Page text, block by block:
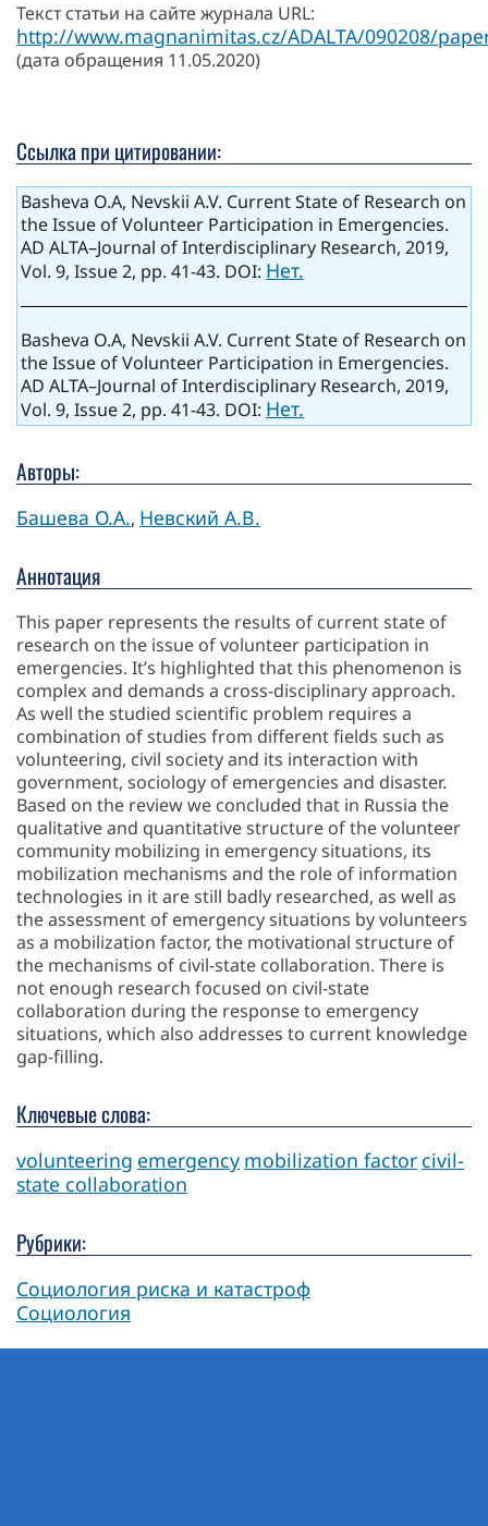
Текст статьи на сайте журнала URL:
http://www.magnanimitas.cz/ADALTA/090208/
(дата обращения 11.05.2020)
Ссылка при цитировании:
Basheva O.A, Nevskii A.V. Current State of Research on
the Issue of Volunteer Participation in Emergencies.
AD ALTA–Journal of Interdisciplinary Research, 2019,
Vol. 9, Issue 2, pp. 41-43. DOI: Нет.
Basheva O.A, Nevskii A.V. Current State of Research on
the Issue of Volunteer Participation in Emergencies.
AD ALTA–Journal of Interdisciplinary Research, 2019,
Vol. 9, Issue 2, pp. 41-43. DOI: Нет.
Авторы:
Башева О.А., Невский А.В.
Аннотация
This paper represents the results of current state of
research on the issue of volunteer participation in
emergencies. It’s highlighted that this phenomenon is
complex and demands a cross-disciplinary approach.
As well the studied scientific problem requires a
combination of studies from different fields such as
volunteering, civil society and its interaction with
government, sociology of emergencies and disaster.
Based on the review we concluded that in Russia the
qualitative and quantitative structure of the volunteer
community mobilizing in emergency situations, its
mobilization mechanisms and the role of information
technologies in it are still badly researched, as well as
the assessment of emergency situations by volunteers
as a mobilization factor, the motivational structure of
the mechanisms of civil-state collaboration. There is
not enough research focused on civil-state
collaboration during the response to emergency
situations, which also addresses to current knowledge
gap-filling.
Ключевые слова:
volunteering emergency mobilization factor civil-
state collaboration
Рубрики:
Социология риска и катастроф
Социология